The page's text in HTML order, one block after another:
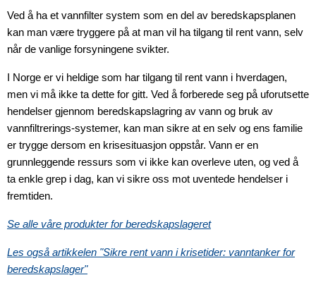
Ved å ha et vannfilter system som en del av beredskapsplanen
kan man være tryggere på at man vil ha tilgang til rent vann, selv
når de vanlige forsyningene svikter.
I Norge er vi heldige som har tilgang til rent vann i hverdagen,
men vi må ikke ta dette for gitt. Ved å forberede seg på uforutsette
hendelser gjennom beredskapslagring av vann og bruk av
vannfiltrerings-systemer, kan man sikre at en selv og ens familie
er trygge dersom en krisesituasjon oppstår. Vann er en
grunnleggende ressurs som vi ikke kan overleve uten, og ved å
ta enkle grep i dag, kan vi sikre oss mot uventede hendelser i
fremtiden.
Se alle våre produkter for beredskapslageret
Les også artikkelen "Sikre rent vann i krisetider: vanntanker for
beredskapslager"